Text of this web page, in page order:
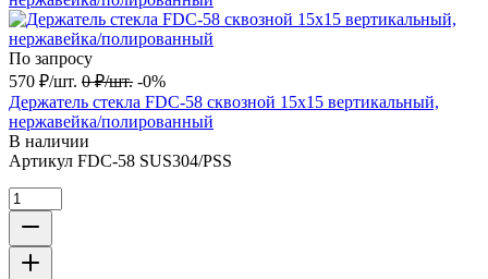
По запросу
570 ₽/шт. 0 ₽/шт. -0%
Держатель стекла FDC-58 сквозной 15х15 вертикальный,
нержавейка/полированный
В наличии
Артикул FDC-58 SUS304/PSS